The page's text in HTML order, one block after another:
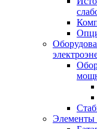
Элементы